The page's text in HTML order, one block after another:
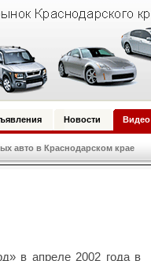
Новости Видео
авто в Краснодарском крае
в апреле 2002 года в